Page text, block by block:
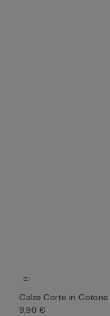
Calze Corte in Cotone
9,90 €